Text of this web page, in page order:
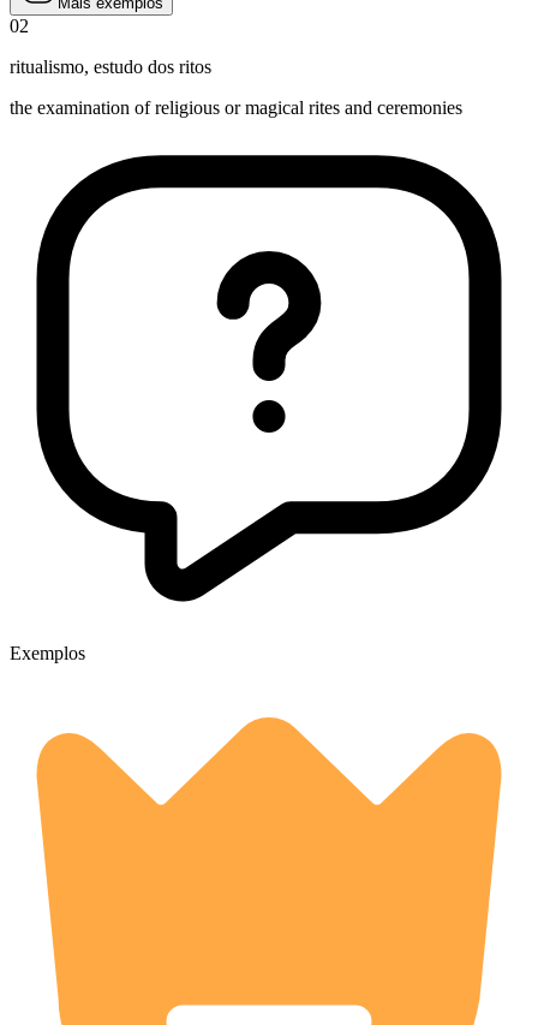
02
ritualismo, estudo dos ritos
the examination of religious or magical rites and ceremonies
Exemplos